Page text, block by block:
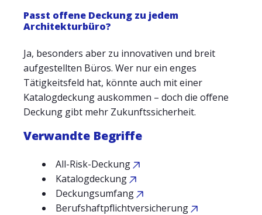
Passt offene Deckung zu jedem
Architekturbüro?
Ja, besonders aber zu innovativen und breit
aufgestellten Büros. Wer nur ein enges
Tätigkeitsfeld hat, könnte auch mit einer
Katalogdeckung auskommen – doch die offene
Deckung gibt mehr Zukunftssicherheit.
Verwandte Begriffe
All-Risk-Deckung
Katalogdeckung
Deckungsumfang
Berufshaftpflichtversicherung